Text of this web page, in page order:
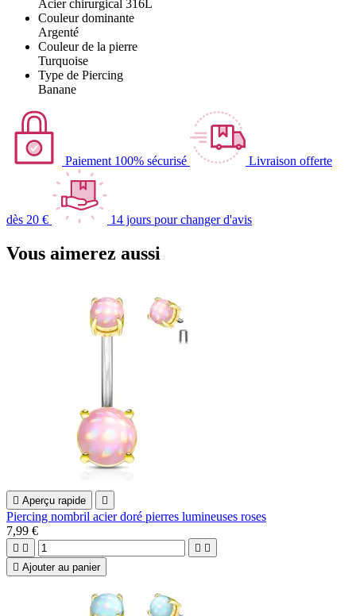
Acier chirurgical 316L
Couleur dominante
Argenté
Couleur de la pierre
Turquoise
Type de Piercing
Banane
Paiement 100% sécurisé Livraison offerte
dès 20 € 14 jours pour changer d'avis
Vous aimerez aussi
 Aperçu rapide 
Piercing nombril acier doré pierres lumineuses roses
7,99 €
   
 Ajouter au panier